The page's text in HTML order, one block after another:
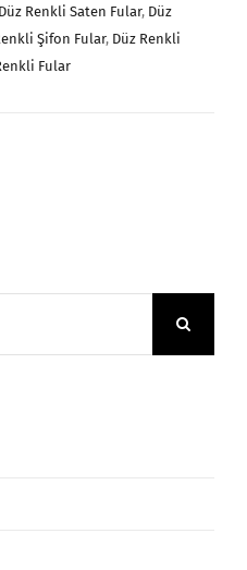
Düz Renkli Saten Fular, Düz
Şifon Fular, Düz Renkli
Fular